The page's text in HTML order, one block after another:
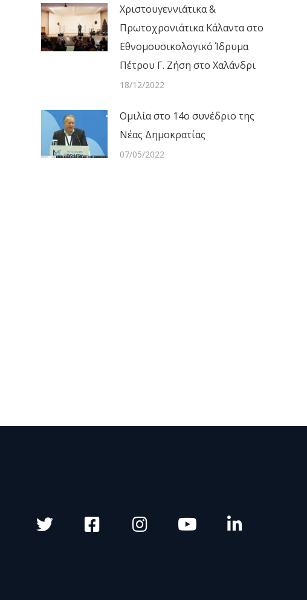
Χριστουγεννιάτικα &
Πρωτοχρονιάτικα Κάλαντα στο
Εθνομουσικολογικό Ίδρυμα
Πέτρου Γ. Ζήση στο Χαλάνδρι
18/12/2022
Ομιλία στο 14ο συνέδριο της
Νέας Δημοκρατίας
07/05/2022